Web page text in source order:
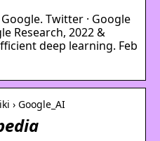
Twitter · Google
Research, 2022 &
deep learning. Feb
› Google_AI